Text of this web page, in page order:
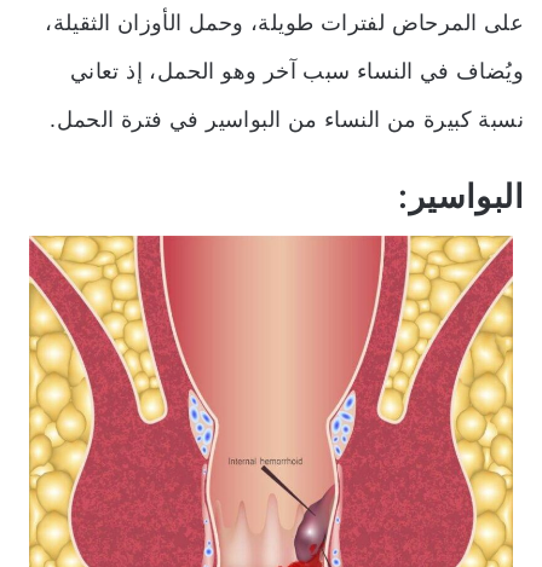
على المرحاض لفترات طويلة، وحمل الأوزان الثقيلة،
ويُضاف في النساء سبب آخر وهو الحمل، إذ تعاني
نسبة كبيرة من النساء من البواسير في فترة الحمل.
البواسير: